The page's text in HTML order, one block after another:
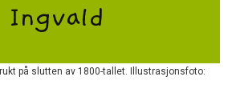
Ingvald
på slutten av 1800-tallet. Illustrasjonsfoto: